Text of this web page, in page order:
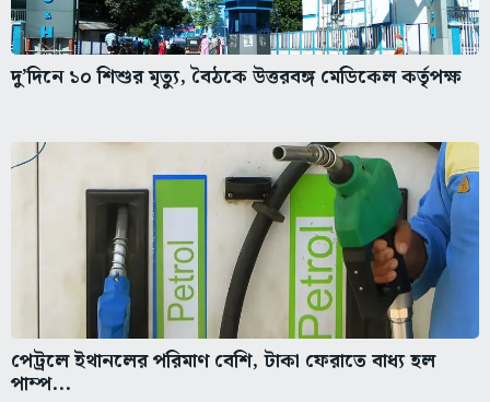
দু’দিনে ১০ শিশুর মৃত্যু, বৈঠকে উত্তরবঙ্গ মেডিকেল কর্তৃপক্ষ
পেট্রলে ইথানলের পরিমাণ বেশি, টাকা ফেরাতে বাধ্য হল
পাম্প...